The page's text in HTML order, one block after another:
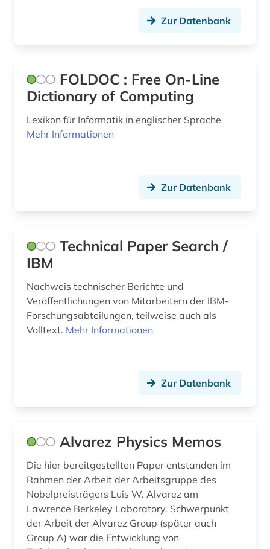
Zur Datenbank
FOLDOC : Free On-Line
Dictionary of Computing
Lexikon für Informatik in englischer Sprache
Mehr Informationen
Zur Datenbank
Technical Paper Search /
IBM
Nachweis technischer Berichte und
Veröffentlichungen von Mitarbeitern der IBM-
Forschungsabteilungen, teilweise auch als
Volltext. Mehr Informationen
Zur Datenbank
Alvarez Physics Memos
Die hier bereitgestellten Paper entstanden im
Rahmen der Arbeit der Arbeitsgruppe des
Nobelpreisträgers Luis W. Alvarez am
Lawrence Berkeley Laboratory. Schwerpunkt
der Arbeit der Alvarez Group (später auch
Group A) war die Entwicklung von